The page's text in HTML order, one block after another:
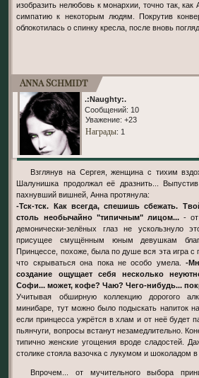
изобразить нелюбовь к монархии, точно так, как
симпатию к некоторым людям. Покрутив
облокотилась о спинку кресла, после вновь
Anna Schmidt
.:Naughty:.
Сообщений: 10
Уважение: +23
Награды: 1
Взглянув на Сергея, женщина с тихим вздохом покачала головой.
Шалунишка продолжал её дразнить...
пахнувший вишней, Анна протянула:
-Тск-тск. Как всегда, спешишь сбежать.
столь необычайно "типичным" лицом...- от
демонически-зелёных глаз не ускользнуло
присущее смущённым юным девушкам
Принцессе, похоже, была по душе вся эта игра с
что скрываться она пока не особо умела.-
создание ощущает себя несколько
Софи... может, кофе? Чаю? Чего-нибудь...
Учитывая обширную коллекцию дорогого
минибаре, тут можно было подыскать напиток
если принцесса ужрётся в хлам и от неё будет
пьянчуги, вопросы встанут незамедлительно.
типично женские угощения вроде сладостей.
столике стояла вазочка с лукумом и шоколадом в
Впрочем... от мучительного выбора принцессу вскоре быстро